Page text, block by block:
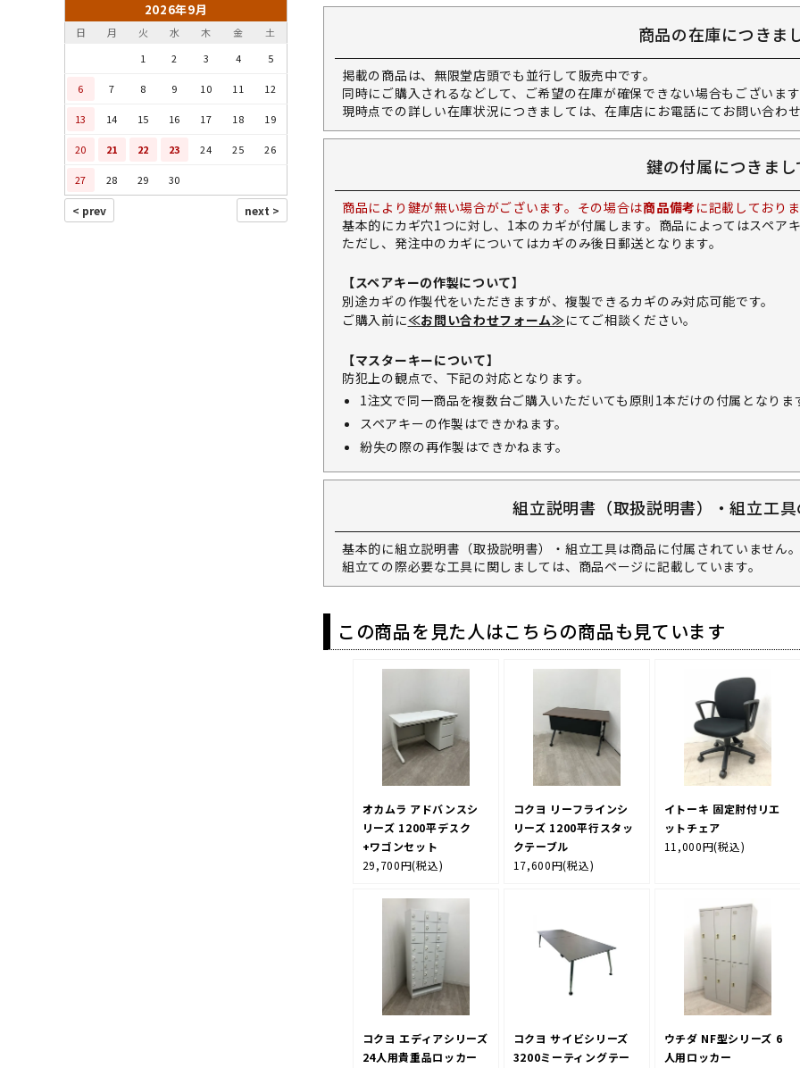
2026年9月
日 月 火 水 木 金
土
1
2 3 4 5
6 7 8 9 10 11 12
13 14 15 16 17 18 19
20 21 22 23 24 25 26
27 28 29 30
商品の在庫につきま
掲載の商品は、無限堂店頭でも並行して販売中です。
同時にご購入されるなどして、ご希望の在庫が確保できない場合もございます
現時点での詳しい在庫状況につきましては、在庫店にお電話にてお問い合わせ
鍵の付属につきまし
商品により鍵が無い場合がございます。その場合は商品備考 に記載しておりま
基本的にカギ穴1つに対し、1本のカギが付属します。商品によってはスペア
ただし、発注中のカギについてはカギのみ後日郵送となります。
【スペアキーの作製について】
別途カギの作製代をいただきますが、複製できるカギのみ対応可能です。
ご購入前に≪お問い合わせフォーム≫にてご相談ください。
【マスターキーについて】
防犯上の観点で、下記の対応となります。
1注文で同一商品を複数台ご購入いただいても原則1本だけの付属となりま
スペアキーの作製はできかねます。
紛失の際の再作製はできかねます。
組立説明書（取扱説明書）・組立工
基本的に組立説明書（取扱説明書）・組立工具は商品に付属されていません
組立ての際必要な工具に関しましては、商品ページに記載しています。
この商品を見た人はこちらの商品も見ています
オカムラ アドバンスシ
リーズ 1200平デスク
+ワゴンセット
29,700円(税込)
コクヨ リーフラインシ
リーズ 1200平行スタッ
クテーブル
17,600円(税込)
イトーキ 固定肘付リエ
ットチェア
11,000円(税込)
コクヨ エディアシリーズ
24人用貴重品ロッカー
コクヨ サイビシリーズ
3200ミーティングテー
ウチダ NF型シリーズ 6
人用ロッカー